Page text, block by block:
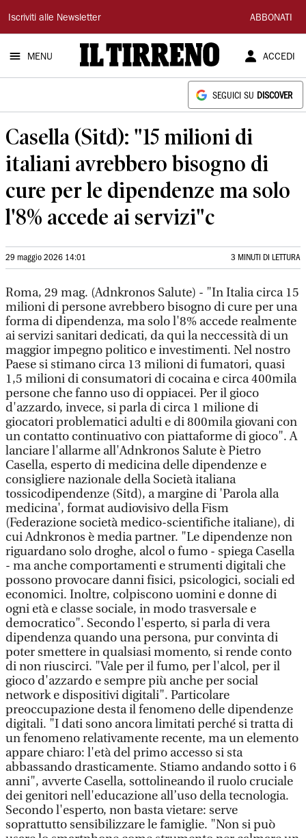
Il
Tirreno
Iscriviti alle Newsletter ABBONATI
MENU ACCEDI
SEGUICI SU DISCOVER
Casella (Sitd): "15 milioni di
italiani avrebbero bisogno di
cure per le dipendenze ma solo
l'8% accede ai servizi"c
29 maggio 2026 14:01 3 MINUTI DI LETTURA
Roma, 29 mag. (Adnkronos Salute) - "In Italia circa 15
milioni di persone avrebbero bisogno di cure per una
forma di dipendenza, ma solo l'8% accede realmente
ai servizi sanitari dedicati, da qui la neccessità di un
maggior impegno politico e investimenti. Nel nostro
Paese si stimano circa 13 milioni di fumatori, quasi
1,5 milioni di consumatori di cocaina e circa 400mila
persone che fanno uso di oppiacei. Per il gioco
d'azzardo, invece, si parla di circa 1 milione di
giocatori problematici adulti e di 800mila giovani con
un contatto continuativo con piattaforme di gioco". A
lanciare l'allarme all'Adnkronos Salute è Pietro
Casella, esperto di medicina delle dipendenze e
consigliere nazionale della Società italiana
tossicodipendenze (Sitd), a margine di 'Parola alla
medicina', format audiovisivo della Fism
(Federazione società medico-scientifiche italiane), di
cui Adnkronos è media partner. "Le dipendenze non
riguardano solo droghe, alcol o fumo - spiega Casella
- ma anche comportamenti e strumenti digitali che
possono provocare danni fisici, psicologici, sociali ed
economici. Inoltre, colpiscono uomini e donne di
ogni età e classe sociale, in modo trasversale e
democratico". Secondo l'esperto, si parla di vera
dipendenza quando una persona, pur convinta di
poter smettere in qualsiasi momento, si rende conto
di non riuscirci. "Vale per il fumo, per l'alcol, per il
gioco d'azzardo e sempre più anche per social
network e dispositivi digitali". Particolare
preoccupazione desta il fenomeno delle dipendenze
digitali. "I dati sono ancora limitati perché si tratta di
un fenomeno relativamente recente, ma un elemento
appare chiaro: l'età del primo accesso si sta
abbassando drasticamente. Stiamo andando sotto i 6
anni", avverte Casella, sottolineando il ruolo cruciale
dei genitori nell'educazione all’uso della tecnologia.
Secondo l'esperto, non basta vietare: serve
soprattutto sensibilizzare le famiglie. "Non si può